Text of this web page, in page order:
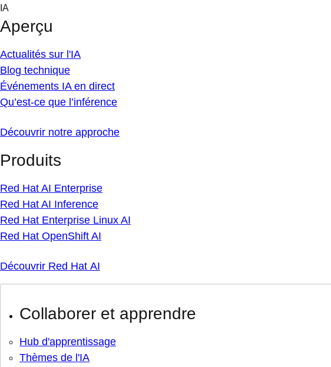
Skip
content
IA
Aperçu
Actualités sur l'IA
Blog technique
Événements IA en direct
Qu’est-ce que l’inférence
Découvrir notre approche
Produits
Red Hat AI Enterprise
Red Hat AI Inference
Red Hat Enterprise Linux AI
Red Hat OpenShift AI
Découvrir Red Hat AI
Collaborer et apprendre
Hub d'apprentissage
Thèmes de l'IA